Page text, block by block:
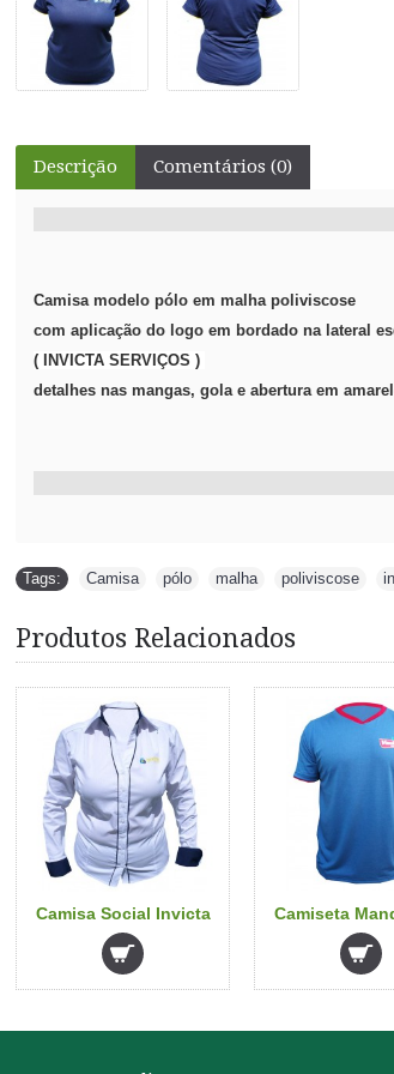
Descrição Comentários (0)
Camisa modelo pólo em malha poliviscose
com aplicação do logo em bordado na lateral
( INVICTA SERVIÇOS )
detalhes nas mangas, gola e abertura em
Tags: Camisa pólo malha poliviscose
Produtos Relacionados
Camisa Social Invicta Camiseta